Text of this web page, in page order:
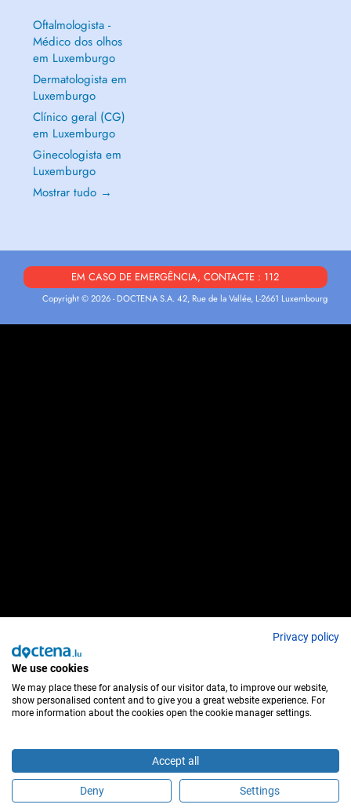
É este profissional de saúde?
Oftalmologista -
Médico dos olhos
em Luxemburgo
Dermatologista em
Luxemburgo
Clínico geral (CG)
em Luxemburgo
Ginecologista em
Luxemburgo
Mostrar tudo →
EM CASO DE EMERGÊNCIA, CONTACTE : 112
Copyright © 2026 - DOCTENA S.A. 42, Rue de la Vallée, L-2661 Luxembourg
Privacy policy
We use cookies
We may place these for analysis of our visitor data, to improve our website,
show personalised content and to give you a great website experience. For
more information about the cookies open the cookie manager settings.
Accept all
Deny Settings